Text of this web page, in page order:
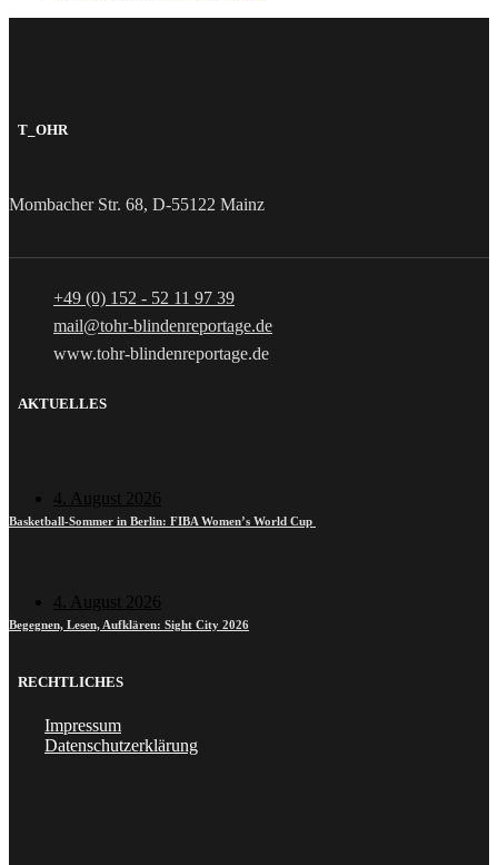
T_OHR
Mombacher Str. 68, D-55122 Mainz
+49 (0) 152 - 52 11 97 39
mail@tohr-blindenreportage.de
www.tohr-blindenreportage.de
AKTUELLES
4. August 2026
Basketball-Sommer in Berlin: FIBA Women’s World Cup
4. August 2026
Begegnen, Lesen, Aufklären: Sight City 2026
RECHTLICHES
Impressum
Datenschutzerklärung